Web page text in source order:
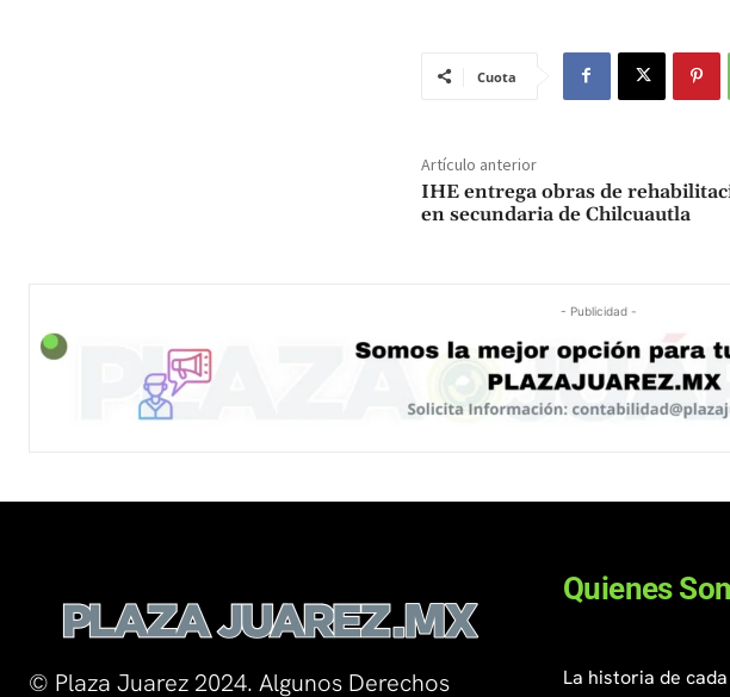
Cuota
Artículo anterior
IHE entrega obras de
en secundaria de Chilcuautla
- Publicidad -
© Plaza Juarez 2024. Algunos Derechos
Quienes
La historia de